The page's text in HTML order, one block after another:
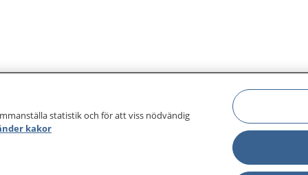
statistik och för att viss nödvändig
kakor